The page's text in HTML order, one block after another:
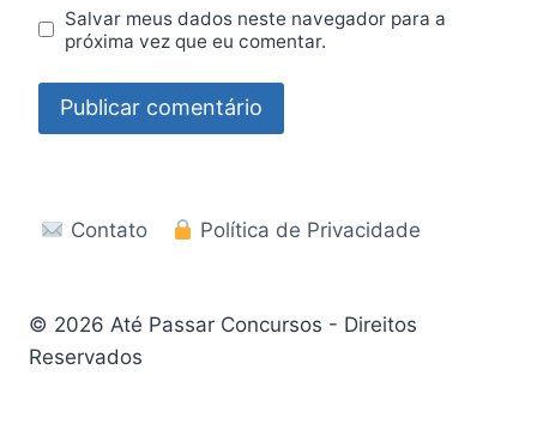
Salvar meus dados neste navegador para a
próxima vez que eu comentar.
Contato Política de Privacidade
© 2026 Até Passar Concursos - Direitos
Reservados